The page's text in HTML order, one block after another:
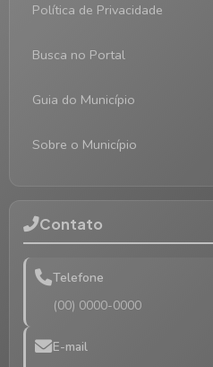
Política de Privacidade
Busca no Portal
Guia do Município
Sobre o Município
Contato
Telefone
(00) 0000-0000
E-mail